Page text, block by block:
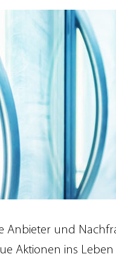
Anbieter und
Aktionen ins